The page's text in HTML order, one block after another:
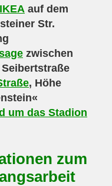
auf dem
Str.
zwischen
, Höhe
um das Stadion
zum